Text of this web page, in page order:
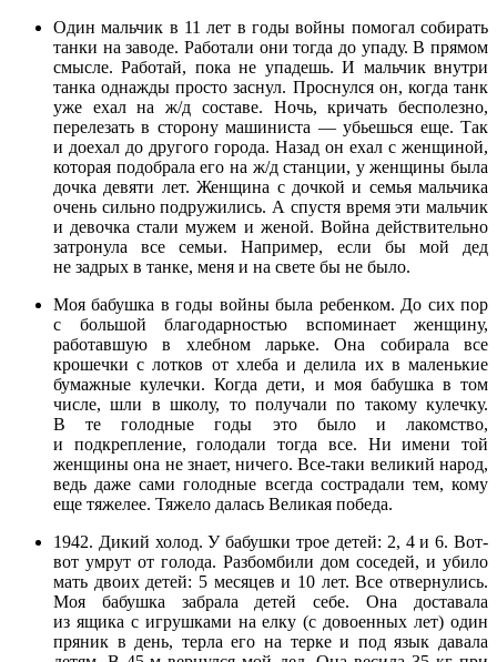
Один мальчик в 11 лет в годы войны помогал собирать
танки на заводе. Работали они тогда до упаду. В прямом
смысле. Работай, пока не упадешь. И мальчик внутри
танка однажды просто заснул. Проснулся он, когда танк
уже ехал на ж/д составе. Ночь, кричать бесполезно,
перелезать в сторону машиниста — убьешься еще. Так
и доехал до другого города. Назад он ехал с женщиной,
которая подобрала его на ж/д станции, у женщины была
дочка девяти лет. Женщина с дочкой и семья мальчика
очень сильно подружились. А спустя время эти мальчик
и девочка стали мужем и женой. Война действительно
затронула все семьи. Например, если бы мой дед
не задрых в танке, меня и на свете бы не было.
Моя бабушка в годы войны была ребенком. До сих пор
с большой благодарностью вспоминает женщину,
работавшую в хлебном ларьке. Она собирала все
крошечки с лотков от хлеба и делила их в маленькие
бумажные кулечки. Когда дети, и моя бабушка в том
числе, шли в школу, то получали по такому кулечку.
В те голодные годы это было и лакомство,
и подкрепление, голодали тогда все. Ни имени той
женщины она не знает, ничего. Все-таки великий народ,
ведь даже сами голодные всегда сострадали тем, кому
еще тяжелее. Тяжело далась Великая победа.
1942. Дикий холод. У бабушки трое детей: 2, 4 и 6. Вот-
вот умрут от голода. Разбомбили дом соседей, и убило
мать двоих детей: 5 месяцев и 10 лет. Все отвернулись.
Моя бабушка забрала детей себе. Она доставала
из ящика с игрушками на елку (с довоенных лет) один
пряник в день, терла его на терке и под язык давала